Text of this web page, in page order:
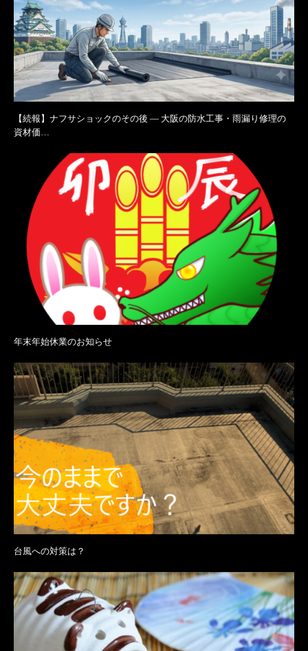
【続報】ナフサショックのその後 ― 大阪の防水工事・雨漏り修理の
資材価…
年末年始休業のお知らせ
台風への対策は？